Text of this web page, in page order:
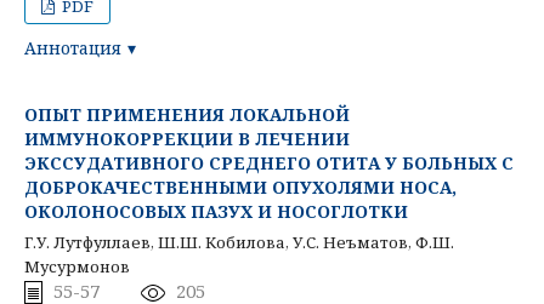
PDF
Аннотация
ОПЫТ ПРИМЕНЕНИЯ ЛОКАЛЬНОЙ
ИММУНОКОРРЕКЦИИ В ЛЕЧЕНИИ
ЭКССУДАТИВНОГО СРЕДНЕГО ОТИТА У БОЛЬНЫХ С
ДОБРОКАЧЕСТВЕННЫМИ ОПУХОЛЯМИ НОСА,
ОКОЛОНОСОВЫХ ПАЗУХ И НОСОГЛОТКИ
Г.У. Лутфуллаев, Ш.Ш. Кобилова, У.С. Неъматов, Ф.Ш.
Мусурмонов
55-57 205